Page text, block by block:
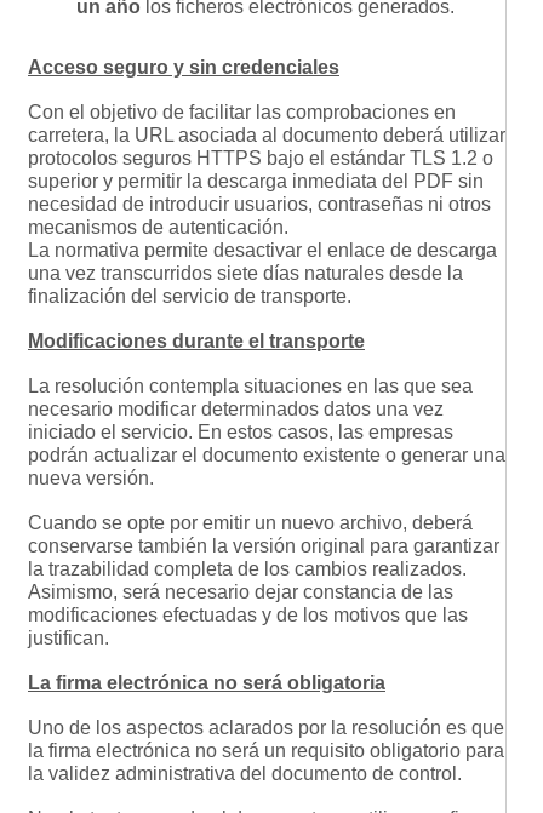
un año los ficheros electrónicos generados.
Acceso seguro y sin credenciales
Con el objetivo de facilitar las comprobaciones en
carretera, la URL asociada al documento deberá utilizar
protocolos seguros HTTPS bajo el estándar TLS 1.2 o
superior y permitir la descarga inmediata del PDF sin
necesidad de introducir usuarios, contraseñas ni otros
mecanismos de autenticación.
La normativa permite desactivar el enlace de descarga
una vez transcurridos siete días naturales desde la
finalización del servicio de transporte.
Modificaciones durante el transporte
La resolución contempla situaciones en las que sea
necesario modificar determinados datos una vez
iniciado el servicio. En estos casos, las empresas
podrán actualizar el documento existente o generar una
nueva versión.
Cuando se opte por emitir un nuevo archivo, deberá
conservarse también la versión original para garantizar
la trazabilidad completa de los cambios realizados.
Asimismo, será necesario dejar constancia de las
modificaciones efectuadas y de los motivos que las
justifican.
La firma electrónica no será obligatoria
Uno de los aspectos aclarados por la resolución es que
la firma electrónica no será un requisito obligatorio para
la validez administrativa del documento de control.